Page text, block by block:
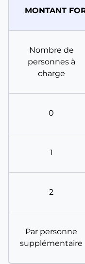
MONTANT
Nombre de
personnes à
charge
0
1
2
Par personne
supplémentaire